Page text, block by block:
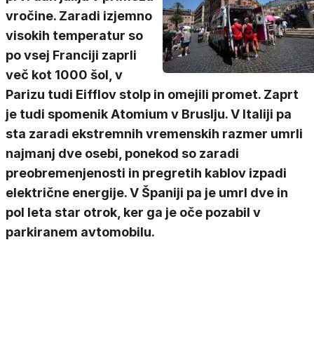
vročine. Zaradi izjemno
visokih temperatur so
po vsej Franciji zaprli
več kot 1000 šol, v
Parizu tudi Eifflov stolp in omejili promet. Zaprt
je tudi spomenik Atomium v Bruslju. V Italiji pa
sta zaradi ekstremnih vremenskih razmer umrli
najmanj dve osebi, ponekod so zaradi
preobremenjenosti in pregretih kablov izpadi
električne energije. V Španiji pa je umrl dve in
pol leta star otrok, ker ga je oče pozabil v
parkiranem avtomobilu.